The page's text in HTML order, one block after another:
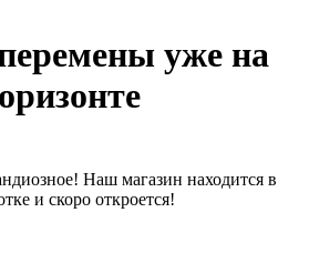
уже на
Наш магазин находится в
и скоро откроется!